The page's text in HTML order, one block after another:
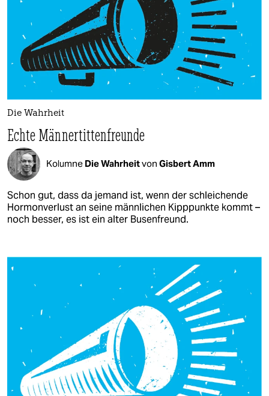
Die Wahrheit
Echte Männertittenfreunde
Kolumne Die Wahrheitvon Gisbert Amm
Schon gut, dass da jemand ist, wenn der schleichende
Hormonverlust an seine männlichen Kipppunkte kommt –
noch besser, es ist ein alter Busenfreund.